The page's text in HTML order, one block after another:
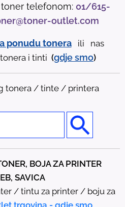
telefonom: 01/615-
outlet.com
ponudu tonera
ili nas
i tinti (gdjesmo)
tonera / tinte / printera
t
BOJA ZA PRINTER
SAVICA
/ tintu za printer / boju za
trgovina - gdje smo